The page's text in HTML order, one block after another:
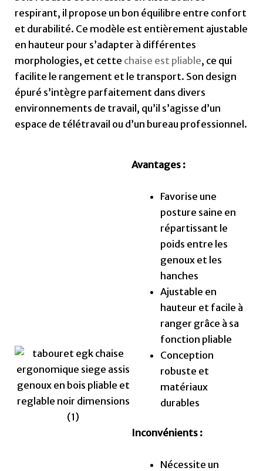
respirant, il propose un bon équilibre entre confort
et durabilité. Ce modèle est entièrement ajustable
en hauteur pour s’adapter à différentes
morphologies, et cette chaise est pliable, ce qui
facilite le rangement et le transport. Son design
épuré s’intègre parfaitement dans divers
environnements de travail, qu’il s’agisse d’un
espace de télétravail ou d’un bureau professionnel.
Avantages :
Favorise une
posture saine en
répartissant le
poids entre les
genoux et les
hanches
Ajustable en
hauteur et facile à
ranger grâce à sa
fonction pliable
Conception
robuste et
matériaux
durables
Inconvénients :
Nécessite un